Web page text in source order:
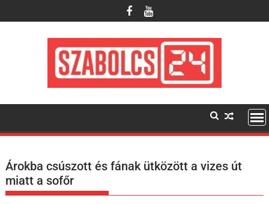
to
Árokba csúszott és fának ütközött a vizes út
miatt a sofőr